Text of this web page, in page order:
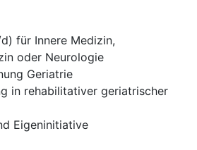
für Innere Medizin,
oder Neurologie
Geriatrie
in rehabilitativer geriatrischer
Eigeninitiative